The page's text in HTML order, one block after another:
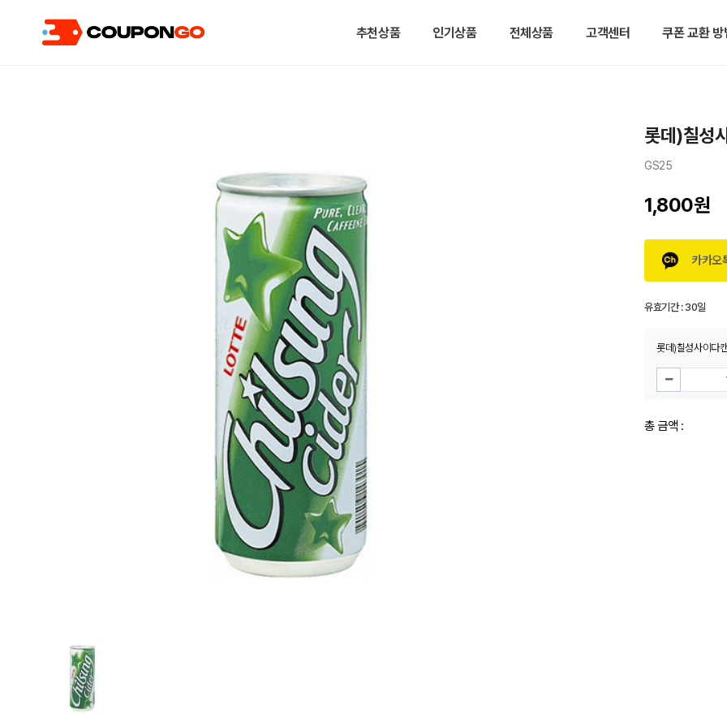
추천상품 인기상품 전체상품 고객센터 쿠폰 교환 방
롯데)칠성
GS25
1,800원
카카오
유효기간 :30일
롯데)칠성사이다
총 금액 :